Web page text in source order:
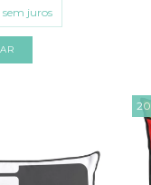
sem juros
20